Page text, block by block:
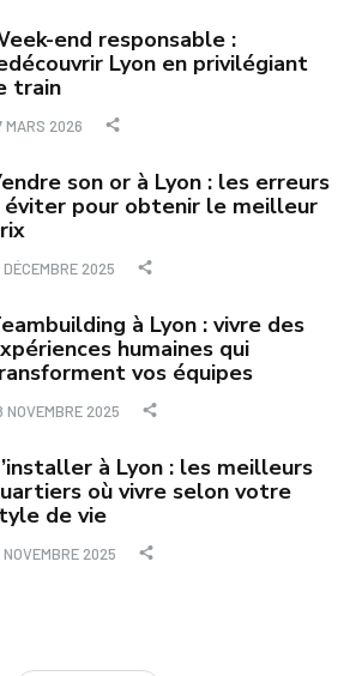
end responsable :
Lyon en privilégiant
train
MARS 2026
son or à Lyon : les erreurs
éviter pour obtenir le meilleur
DÉCEMBRE 2025
à Lyon : vivre des
humaines qui
vos équipes
NOVEMBRE 2025
à Lyon : les meilleurs
où vivre selon votre
de vie
NOVEMBRE 2025